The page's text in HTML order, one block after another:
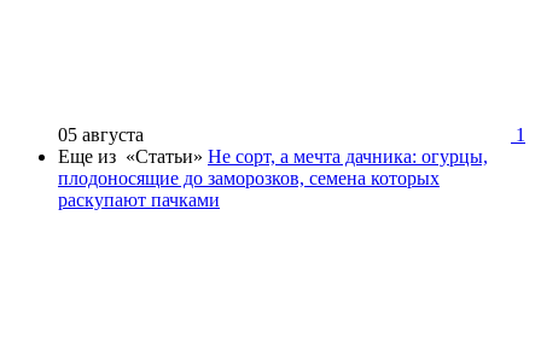
05 августа
1
Еще из «Статьи» Не сорт, а мечта дачника: огурцы,
плодоносящие до заморозков, семена которых
раскупают пачками